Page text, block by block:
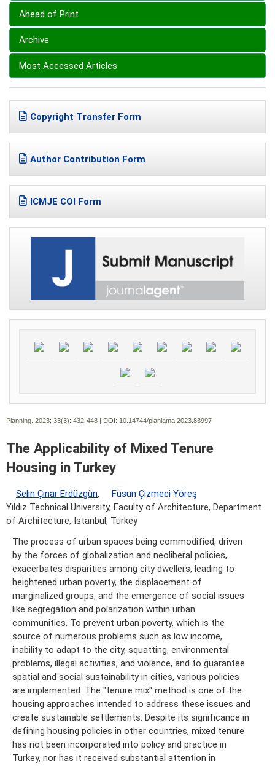
Ahead of Print
Archive
Most Accessed Articles
Copyright Transfer Form
Author Contribution Form
ICMJE COI Form
Planning. 2023; 33(3): 432-448 | DOI: 10.14744/planlama.2023.83997
The Applicability of Mixed Tenure
Housing in Turkey
Selin Çınar Erdüzgün,
Füsun Çizmeci Yöreş
Yıldız Technical University, Faculty of Architecture, Department
of Architecture, Istanbul, Turkey
The process of urban spaces being commodified, driven
by the forces of globalization and neoliberal policies,
exacerbates disparities among city dwellers, leading to
heightened urban poverty, the displacement of
marginalized groups, and the emergence of social issues
like segregation and polarization within urban
communities. To prevent urban poverty, which is the
source of numerous problems such as low income,
inability to adapt to the city, squatting, environmental
problems, illegal activities, and violence, and to guarantee
spatial and social sustainability in cities, various policies
are implemented. The "tenure mix" method is one of the
housing approaches intended to address these issues and
create sustainable settlements. Despite its significance in
defining housing policies in other countries, mixed tenure
has not been incorporated into policy and practice in
Turkey, nor has it received substantial attention in